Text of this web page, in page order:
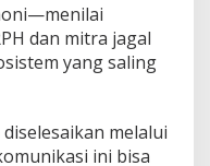
dan mitra jagal
yang saling
melalui
ini bisa